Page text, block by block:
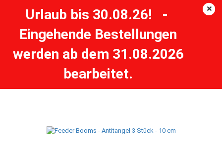
Urlaub bis 30.08.26! -
Eingehende Bestellungen
werden ab dem 31.08.2026
bearbeitet.
Feeder Booms - Antitangel 3 Stück - 10 cm